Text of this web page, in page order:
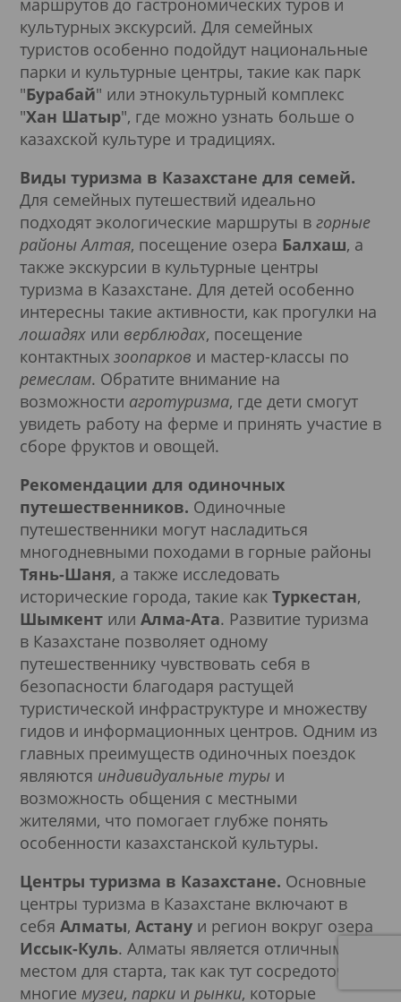
маршрутов до гастрономических туров и
культурных экскурсий. Для семейных
туристов особенно подойдут национальные
парки и культурные центры, такие как парк
"Бурабай" или этнокультурный комплекс
"Хан Шатыр", где можно узнать больше о
казахской культуре и традициях.
Виды туризма в Казахстане для семей.
Для семейных путешествий идеально
подходят экологические маршруты в горные
районы Алтая, посещение озера Балхаш, а
также экскурсии в культурные центры
туризма в Казахстане. Для детей особенно
интересны такие активности, как прогулки на
лошадях или верблюдах, посещение
контактных зоопарков и мастер-классы по
ремеслам. Обратите внимание на
возможности агротуризма, где дети смогут
увидеть работу на ферме и принять участие в
сборе фруктов и овощей.
Рекомендации для одиночных
путешественников. Одиночные
путешественники могут насладиться
многодневными походами в горные районы
Тянь-Шаня, а также исследовать
исторические города, такие как Туркестан,
Шымкент или Алма-Ата. Развитие туризма
в Казахстане позволяет одному
путешественнику чувствовать себя в
безопасности благодаря растущей
туристической инфраструктуре и множеству
гидов и информационных центров. Одним из
главных преимуществ одиночных поездок
являются индивидуальные туры и
возможность общения с местными
жителями, что помогает глубже понять
особенности казахстанской культуры.
Центры туризма в Казахстане. Основные
центры туризма в Казахстане включают в
себя Алматы, Астану и регион вокруг озера
Иссык-Куль. Алматы является отличным
местом для старта, так как тут сосредоточены
многие музеи, парки и рынки, которые